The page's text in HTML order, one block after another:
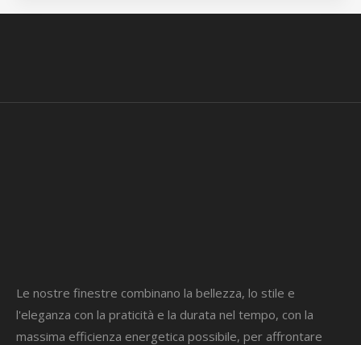
Le nostre finestre combinano la bellezza, lo stile e
l'eleganza con la praticità e la durata nel tempo, con la
massima efficienza energetica possibile, per affrontare